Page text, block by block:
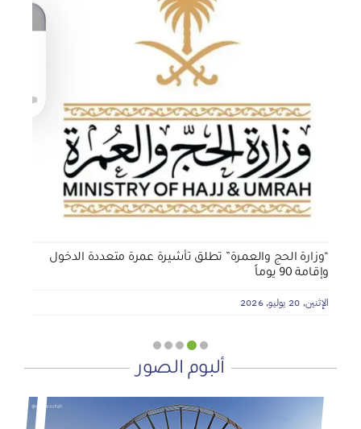
الجمعية الخيرية للخدمات الاجتماعية بنجران تنفذ مشروعي
تأثيث المنازل وسداد الإيجارات بدعم من منصة ديم للمنح
التنموي
الأربعاء, 29 يوليو, 2026
“وزارة الحج والعمرة” تطلق تأشيرة عمرة متعددة الدخول
وإقامة 90 يوماً
الإثنين, 20 يوليو, 2026
ألبوم الصور